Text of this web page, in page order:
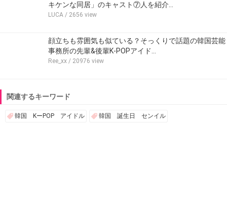
キケンな同居」のキャスト⑦人を紹介…
LUCA / 2656 view
顔立ちも雰囲気も似ている？そっくりで話題の韓国芸能
事務所の先輩&後輩K-POPアイド…
Ree_xx / 20976 view
関連するキーワード
韓国 KーPOP アイドル 韓国 誕生日 センイル